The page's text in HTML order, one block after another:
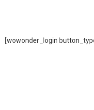
[wowonder_login